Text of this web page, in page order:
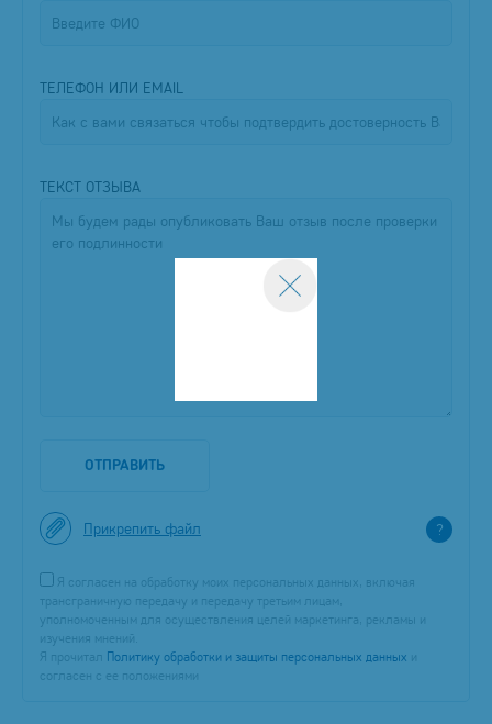
ТЕЛЕФОН ИЛИ EMAIL
ТЕКСТ ОТЗЫВА
ОТПРАВИТЬ
Прикрепить файл ?
Я согласен на обработку моих персональных данных, включая
трансграничную передачу и передачу третьим лицам,
уполномоченным для осуществления целей маркетинга, рекламы и
изучения мнений.
Я прочитал Политику обработки и защиты персональных данных и
согласен с ее положениями